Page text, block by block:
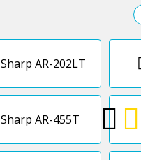
Sharp AR-202LT
Sharp AR-455T